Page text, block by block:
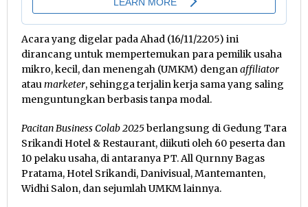
Acara yang digelar pada Ahad (16/11/2205) ini
dirancang untuk mempertemukan para pemilik usaha
mikro, kecil, dan menengah (UMKM) denganaffiliator
ataumarketer, sehingga terjalin kerja sama yang saling
menguntungkan berbasis tanpa modal.
Pacitan Business Colab 2025berlangsung di Gedung Tara
Srikandi Hotel & Restaurant, diikuti oleh 60 peserta dan
10 pelaku usaha, di antaranya PT. All Qurnny Bagas
Pratama, Hotel Srikandi, Danivisual, Mantemanten,
Widhi Salon, dan sejumlah UMKM lainnya.